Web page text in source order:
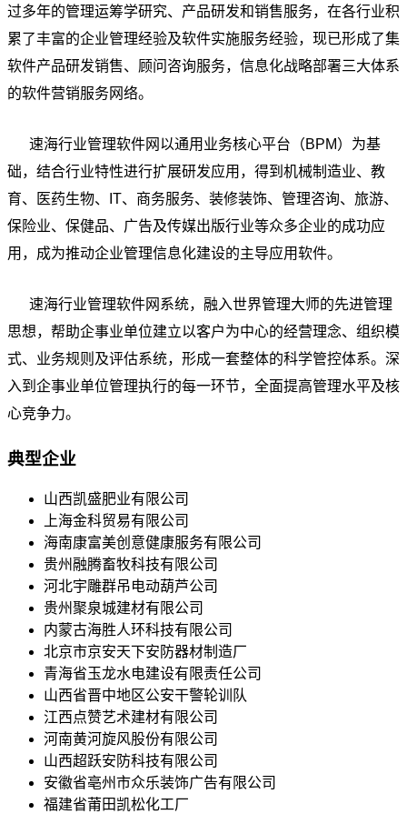
过多年的管理运筹学研究、产品研发和销售服务，在各行业积
累了丰富的企业管理经验及软件实施服务经验，现已形成了集
软件产品研发销售、顾问咨询服务，信息化战略部署三大体系
的软件营销服务网络。
速海行业管理软件网以通用业务核心平台（BPM）为基
础，结合行业特性进行扩展研发应用，得到机械制造业、教
育、医药生物、IT、商务服务、装修装饰、管理咨询、旅游、
保险业、保健品、广告及传媒出版行业等众多企业的成功应
用，成为推动企业管理信息化建设的主导应用软件。
速海行业管理软件网系统，融入世界管理大师的先进管理
思想，帮助企事业单位建立以客户为中心的经营理念、组织模
式、业务规则及评估系统，形成一套整体的科学管控体系。深
入到企事业单位管理执行的每一环节，全面提高管理水平及核
心竞争力。
典型企业
山西凯盛肥业有限公司
上海金科贸易有限公司
海南康富美创意健康服务有限公司
贵州融腾畜牧科技有限公司
河北宇雕群吊电动葫芦公司
贵州聚泉城建材有限公司
内蒙古海胜人环科技有限公司
北京市京安天下安防器材制造厂
青海省玉龙水电建设有限责任公司
山西省晋中地区公安干警轮训队
江西点赞艺术建材有限公司
河南黄河旋风股份有限公司
山西超跃安防科技有限公司
安徽省亳州市众乐装饰广告有限公司
福建省莆田凯松化工厂